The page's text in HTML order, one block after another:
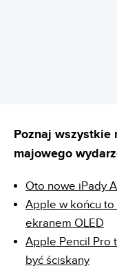
Poznaj wszystkie
majowego
Oto nowe iPady
Apple w końcu to
ekranem OLED
Apple Pencil Pro
być ściskany